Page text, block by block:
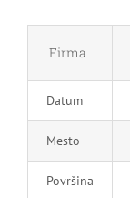
Firma
Datum
Mesto
Površina